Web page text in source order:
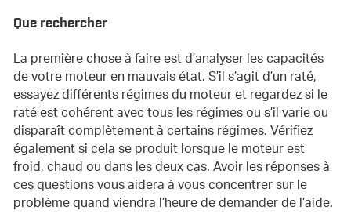
Que rechercher
La première chose à faire est d’analyser les capacités
de votre moteur en mauvais état. S’il s’agit d’un raté,
essayez différents régimes du moteur et regardez si le
raté est cohérent avec tous les régimes ou s’il varie ou
disparaît complètement à certains régimes. Vérifiez
également si cela se produit lorsque le moteur est
froid, chaud ou dans les deux cas. Avoir les réponses à
ces questions vous aidera à vous concentrer sur le
problème quand viendra l’heure de demander de l’aide.